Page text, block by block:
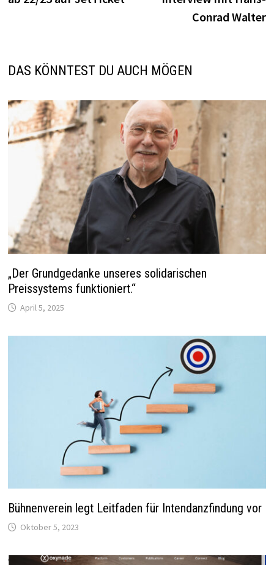
Conrad Walter
DAS KÖNNTEST DU AUCH MÖGEN
„Der Grundgedanke unseres solidarischen
Preissystems funktioniert.“
April 5, 2025
Bühnenverein legt Leitfaden für Intendanzfindung vor
Oktober 5, 2023